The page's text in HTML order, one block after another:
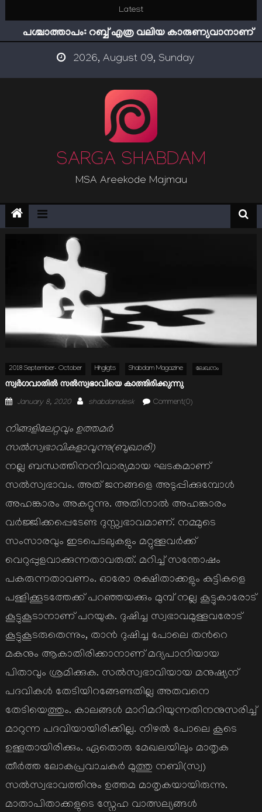
content
Latest
ഇമാം നവവി: അനന്തമായ നാൽപതാണ്ടുകൾ
പശ്ചാത്താപം: റബ്ബ് എത്ര വലിയ കാരുണ്യവാനാണ്
ഇന്ന് നേടിയാൽ ഇരട്ടി നേടാം
സൂക്ഷിക്കുക! കുറ്റകൃത്യങ്ങളാണിന്ന് ട്രെന്‍ഡ്
ഇമാം നവവി: അനന്തമായ നാൽപതാണ്ടുകൾ
2026, August 09, Sunday
SARGA SHABDAM
MSA Areekode Majmau
2018 September- October Hihgligts Shabdam Magazine ലേഖനം
സ്വര്‍ഗവാതില്‍ സല്‍സ്വഭാവിയെ കാത്തിരിക്കുന്നു
Posted
January 8, 2020 Author
shabdamdesk Comment(0)
നിങ്ങളിലേറ്റവും ഉത്തമര്‍
സല്‍സ്വഭാവികളാവുന്നു(ബുഖാരി)
നല്ല ബന്ധത്തിനനിവാര്യമായ ഘടകമാണ്
സല്‍സ്വഭാവം. അത് ജനങ്ങളെ അടുപ്പിക്കുമ്പോള്‍
അഹങ്കാരം അകറ്റുന്നു. അതിനാല്‍ അഹങ്കാരം
വര്‍ജ്ജിക്കപ്പെടേണ്ട ദുസ്സ്വഭാവമാണ്‌. നമ്മുടെ
സംസാരവും ഇടപെടലുകളും മറ്റുള്ളവര്‍ക്ക്
വെറുപ്പുളവാക്കുന്നതാവരുത്. മറിച്ച് സന്തോഷം
പകരുന്നതാവണം. ഓരോ രക്ഷിതാക്കളും കുട്ടികളെ
പള്ളിക്കൂടത്തേക്ക് പറഞ്ഞയക്കും മുമ്പ് നല്ല കൂട്ടുകാരോട്
കൂട്ടുകൂടാനാണ് പറയുക. ദുഷിച്ച സ്വഭാവമുള്ളവരോട്
കൂട്ടുകൂടരുതെന്നും, താന്‍ ദുഷിച്ച പോലെ തന്‍റെ
മകനും ആകാതിരിക്കാനാണ് മദ്യപാനിയായ
പിതാവും ശ്രമിക്കുക. സല്‍സ്വഭാവിയായ മനുഷ്യന്
പദവികള്‍ തേടിയിറങ്ങേണ്ടതില്ല അതവനെ
തേടിയെത്തും. കാലങ്ങള്‍ മാറിമറിയുന്നതിനനുസരിച്ച്
മാറുന്ന പദവിയായിരിക്കില്ല. നിഴല്‍ പോലെ കൂടെ
ഉള്ളതായിരിക്കും. ഏതൊരു മേഖലയിലും മാതൃക
തീര്‍ത്ത ലോകപ്രവാചകര്‍ മുത്തു നബി(സ്വ)
സല്‍സ്വഭാവത്തിനും ഉത്തമ മാതൃകയായിരുന്നു.
മാതാപിതാക്കളുടെ സ്നേഹ വാത്സല്യങ്ങള്‍